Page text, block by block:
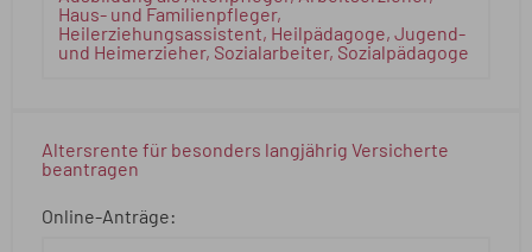
Haus- und Familienpfleger,
Heilerziehungsassistent, Heilpädagoge, Jugend-
und Heimerzieher, Sozialarbeiter, Sozialpädagoge
Altersrente für besonders langjährig Versicherte
beantragen
Online-Anträge: